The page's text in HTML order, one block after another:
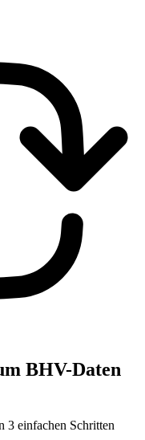
BHV-Daten
3 einfachen Schritten